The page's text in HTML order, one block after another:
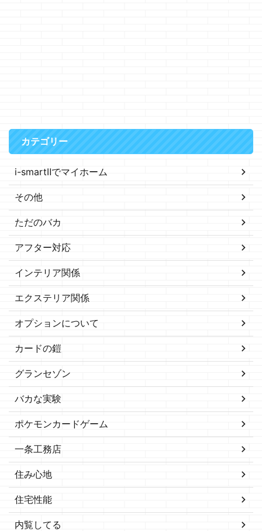
カテゴリー
i-smartⅡでマイホーム
その他
ただのバカ
アフター対応
インテリア関係
エクステリア関係
オプションについて
カードの鎧
グランセゾン
バカな実験
ポケモンカードゲーム
一条工務店
住み心地
住宅性能
内覧してる